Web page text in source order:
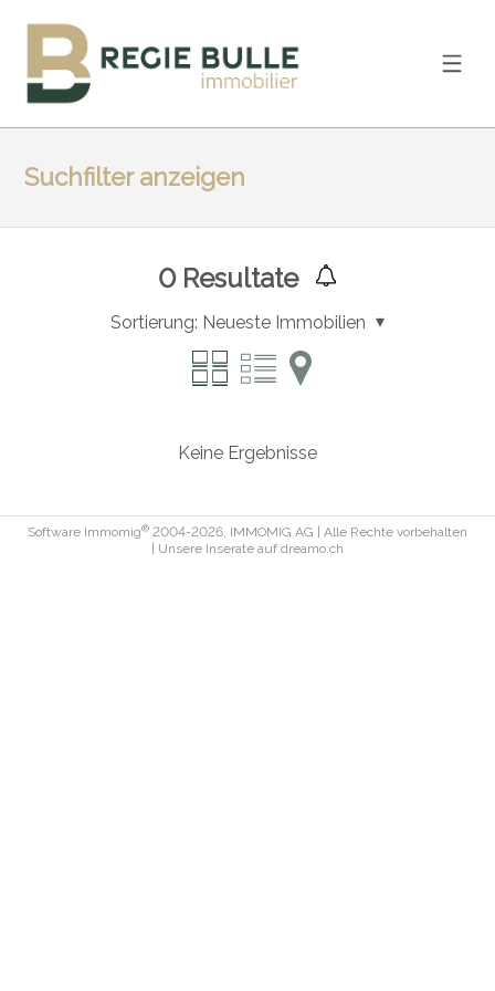
Suchfilter anzeigen
0Resultate
Sortierung: Neueste Immobilien
Keine Ergebnisse
Software Immomig® 2004-2026, IMMOMIG AG | Alle Rechte vorbehalten
| Unsere Inserate auf dreamo.ch